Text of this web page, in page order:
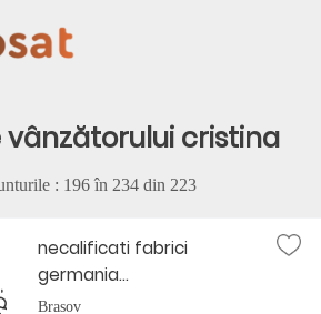
cristina
: 196 în 234din 223
necalificati fabrici
germania...
Brasov